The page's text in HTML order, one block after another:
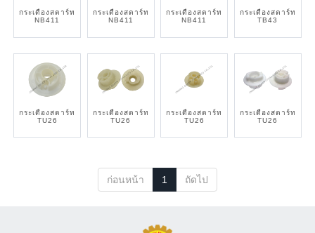
กระเดื่องสตาร์ท
NB411
กระเดื่องสตาร์ท
NB411
กระเดื่องสตาร์ท
NB411
กระเดื่องสตาร์ท
TB43
กระเดื่องสตาร์ท
TU26
กระเดื่องสตาร์ท
TU26
กระเดื่องสตาร์ท
TU26
กระเดื่องสตาร์ท
TU26
ก่อนหน้า 1 ถัดไป